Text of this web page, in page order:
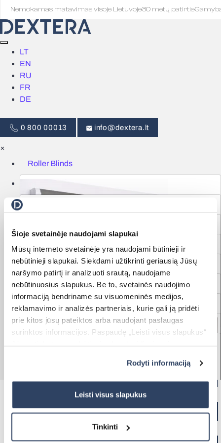
Šioje svetainėje naudojami slapukai
Mūsų interneto svetainėje yra naudojami būtinieji ir
nebūtinieji slapukai. Siekdami užtikrinti geriausią Jūsų
naršymo patirtį ir analizuoti srautą, naudojame
nebūtinuosius slapukus. Be to, svetainės naudojimo
informaciją bendriname su visuomeninės medijos,
reklamavimo ir analizės partneriais, kurie gali ją pridėti
prie kitos jūsų pateiktos arba naudojant paslaugas
surinktos informacijos. Paspaudę „Leisti visus slapukus“
paspauskite mygtuką „Rodyti informaciją“ šioje juostoje.
Daugiau informacijos rasite UAB „Dextera“ Slapukų
Rodyti informaciją
Leisti visus slapukus
Tinkinti
Nemokamas matavimas visoje Lietuvoje·30 metų patirtis·
LT
EN
RU
FR
DE
0 800 00013 info@dextera.lt
×
Roller Blinds
Classic Roller Blinds
Sheer Vertical Blinds
Garage Gates
Awnings
Pergolas
Bioclimatic Pergolas
Outdoor Structures
SHEER VERTICAL BLINDS